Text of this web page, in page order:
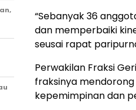
“Sebanyak 36
dan memperbaiki
seusai rapat
Perwakilan Fraksi
fraksinya
kepemimpinan dan